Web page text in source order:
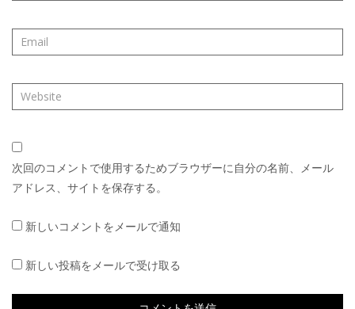
次回のコメントで使用するためブラウザーに自分の名前、メール
アドレス、サイトを保存する。
新しいコメントをメールで通知
新しい投稿をメールで受け取る